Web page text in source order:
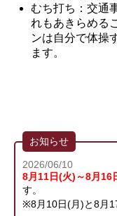
むち打ち：交通
れもあきらめる
ンは自分で体操
ます。
お知らせ
2026/06/10
8月11日(火)～8月16
す。
※8月10日(月)と8月